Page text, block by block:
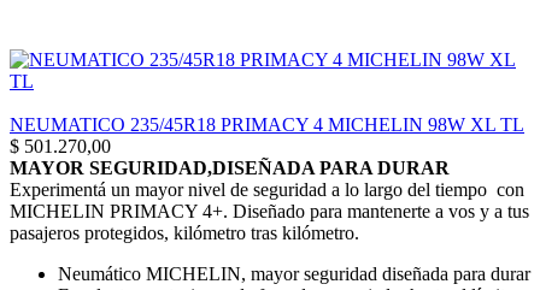
NEUMATICO 235/45R18 PRIMACY 4 MICHELIN 98W XL TL
$ 501.270,00
MAYOR SEGURIDAD,DISEÑADA PARA DURAR
Experimentá un mayor nivel de seguridad a lo largo del tiempo con
MICHELIN PRIMACY 4+. Diseñado para mantenerte a vos y a tus
pasajeros protegidos, kilómetro tras kilómetro.
Neumático MICHELIN, mayor seguridad diseñada para durar